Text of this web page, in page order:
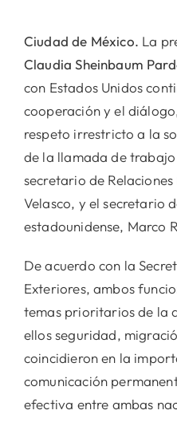
Ciudad de México. La
Claudia Sheinbaum
con Estados Unidos
cooperación y el
respeto irrestricto a la
de la llamada de
secretario de
Velasco, y el secretario
estadounidense, Marco
De acuerdo con la
Exteriores, ambos
temas prioritarios de la
ellos seguridad,
coincidieron en la
comunicación
efectiva entre ambas